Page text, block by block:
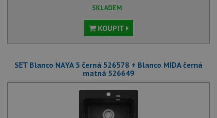
SKLADEM
KOUPIT
SET Blanco NAYA 5 černá 526578 + Blanco MIDA černá
matná 526649